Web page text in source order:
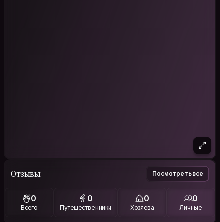
Отзывы Посмотреть все
0
Всего
0
Путешественники
0
Хозяева
0
Личные